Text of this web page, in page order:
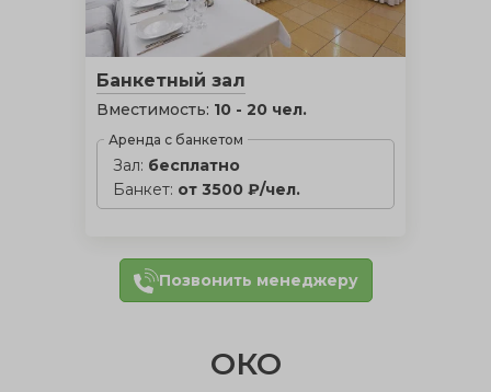
Банкетный зал
Вместимость: 10 - 20 чел.
Аренда с банкетом
Зал: бесплатно
Банкет: от 3500 ₽/чел.
Позвонить менеджеру
ОКО